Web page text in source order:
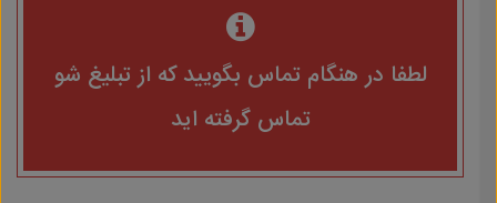
لطفا در هنگام تماس بگویید که از تبلیغ شو
تماس گرفته اید